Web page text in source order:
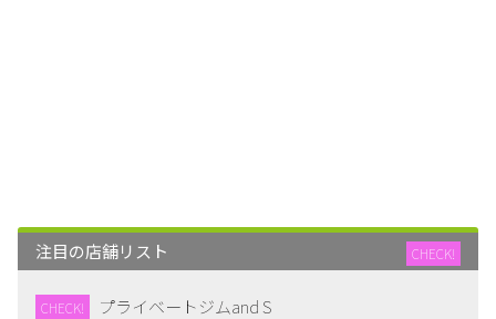
注目の店舗リスト CHECK!
CHECK! プライベートジムand S